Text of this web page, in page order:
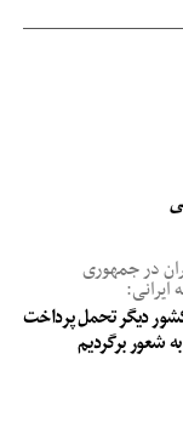
در جمهوری
ایرانی:
کشور دیگر تحمل پرداخت
شعور برگردیم